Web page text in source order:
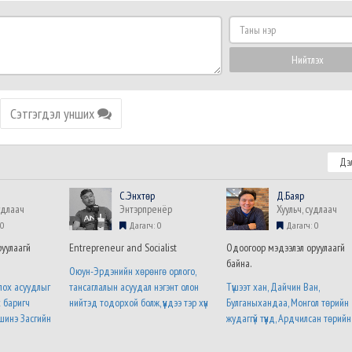
Таны
нэр
Нийтлэх
Сэтгэгдэл унших
асуудлыг
Засгийн
C.Энхтөр
Энтэрпренёр
Дагагч: 0
Entrepreneur and Socialist
Оюун-Эрдэнийн хөрөнгө орлого,
тансаглалын асуудал нэгэнт олон
нийтэд тодорхой болж, үүндээ тэр хүн
Д.Баяр
Хуульч, судлаач
Дагагч: 0
Одоогоор мэдээлэл оруулаагүй
байна.
Түшээт хан, Дайчин Ван,
Булганыхандаа, Монгол төрийн
жудаггүй түүнд, Ардчилсан төрийн